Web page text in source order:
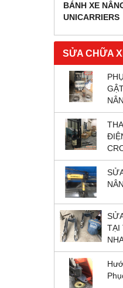
BÁNH XE
UNICARRIERS
SỬA CHỮA
TẠI